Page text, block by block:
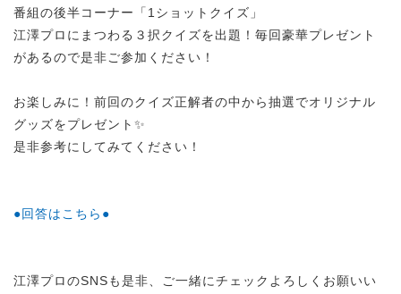
番組の後半コーナー「1ショットクイズ」
江澤プロにまつわる３択クイズを出題！毎回豪華プレゼント
があるので是非ご参加ください！
お楽しみに！前回のクイズ正解者の中から抽選でオリジナル
グッズをプレゼント✨
是非参考にしてみてください！
●回答はこちら●
江澤プロのSNSも是非、ご一緒にチェックよろしくお願いい